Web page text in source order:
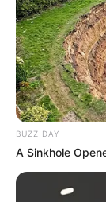
BUZZ DAY
A Sinkhole